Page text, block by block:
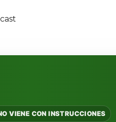
VIENE CON INSTRUCCIONES